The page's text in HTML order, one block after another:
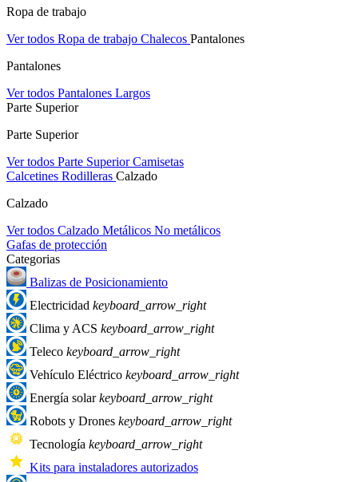
Ropa de trabajo
Ver todos Ropa de trabajo Chalecos Pantalones
Pantalones
Ver todos Pantalones Largos
Parte Superior
Parte Superior
Ver todos Parte SuperiorCamisetas
Calcetines Rodilleras Calzado
Calzado
Ver todos Calzado Metálicos No metálicos
Gafas de protección
Categorias
Balizas de Posicionamiento
Electricidad keyboard_arrow_right
Clima y ACS keyboard_arrow_right
Teleco keyboard_arrow_right
Vehículo Eléctrico keyboard_arrow_right
Energía solarkeyboard_arrow_right
Robots y Drones keyboard_arrow_right
Tecnología keyboard_arrow_right
Kits para instaladores autorizados